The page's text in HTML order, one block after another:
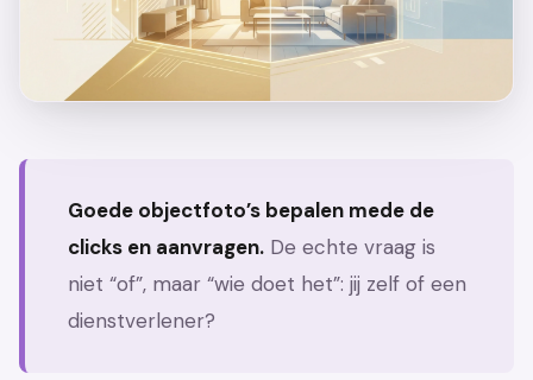
Goede objectfoto’s bepalen mede de
clicks en aanvragen. De echte vraag is
niet “of”, maar “wie doet het”: jij zelf of een
dienstverlener?